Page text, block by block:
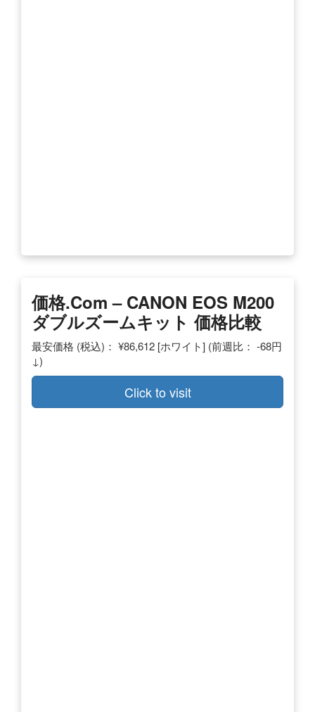
価格.com – CANON EOS M200
ダブルズームキット 価格比較
最安価格 (税込)： ¥86,612 [ホワイト] (前週比： -68円
↓)
Click to visit